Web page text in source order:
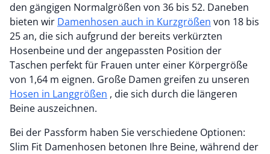
den gängigen Normalgrößen von 36 bis 52. Daneben
bieten wir Damenhosen auch in Kurzgrößen
25 an, die sich aufgrund der bereits verkürzten
Hosenbeine und der angepassten Position der
Taschen perfekt für Frauen unter einer Körpergröße
von 1,64 m eignen. Große Damen greifen zu unseren
Hosen in Langgrößen , die sich durch die längeren
Beine auszeichnen.
Bei der Passform haben Sie verschiedene Optionen:
Slim Fit Damenhosen betonen Ihre Beine, während der